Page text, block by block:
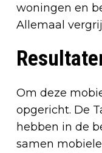
woningen en
Allemaal
Om deze
opgericht. De
hebben in de
samen